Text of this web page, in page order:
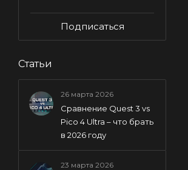
Подписаться
Статьи
26 марта 2026
Сравнение Quest 3 vs
Pico 4 Ultra – что брать
в 2026 году
23 марта 2026